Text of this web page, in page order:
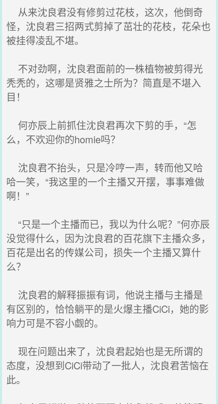
从来沈良君没有修剪过花枝，这次，他倒奇
怪，沈良君三招两式剪掉了茁壮的花枝，花朵也
被挂得凌乱不堪。
不对劲啊，沈良君面前的一株植物被剪得光
秃秃的，这哪是贤雅之士所为？简直是不堪入
目！
何亦辰上前抓住沈良君再次下剪的手，“怎
么，不欢迎你的homie吗？
沈良君不抬头，只是冷哼一声，转而他又哈
哈一笑，“我这里的一个主播又开摆，事事难做
啊！”
“只是一个主播而已，我以为什么呢？”何亦辰
没觉得什么，因为沈良君的百花旗下主播众多，
百花是出名的传媒公司，损失一个主播又算什
么？
沈良君的解释振振有词，他说主播与主播是
有区别的，恰恰躺平的是火爆主播CiCi，她的影
响力可是不容小觑的。
现在问题出来了，沈良君起始也是无所谓的
态度，没想到CiCi带动了一批人，沈良君苦恼在
此。